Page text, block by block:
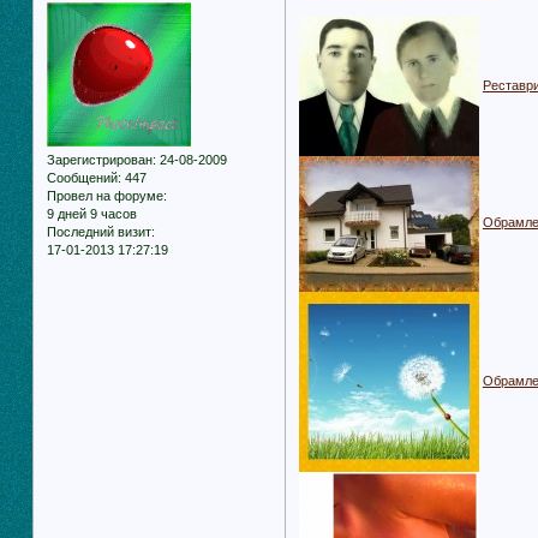
Зарегистрирован: 24-08-2009
Сообщений: 447
Провел на форуме:
9 дней 9 часов
Последний визит:
17-01-2013 17:27:19